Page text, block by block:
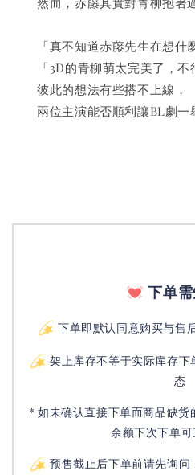
「真不知道赤藤先生在想什
「3D的青柳萌太完美了，不
彼此的想法有些搭不上線，
兩位主演能否順利讓BL劇一
下单
下单即默认同意购买与售
架上库存不等于实际库存
态
* 如未确认直接下单而商品缺
余额下次下单
预售截止后下单前请先询